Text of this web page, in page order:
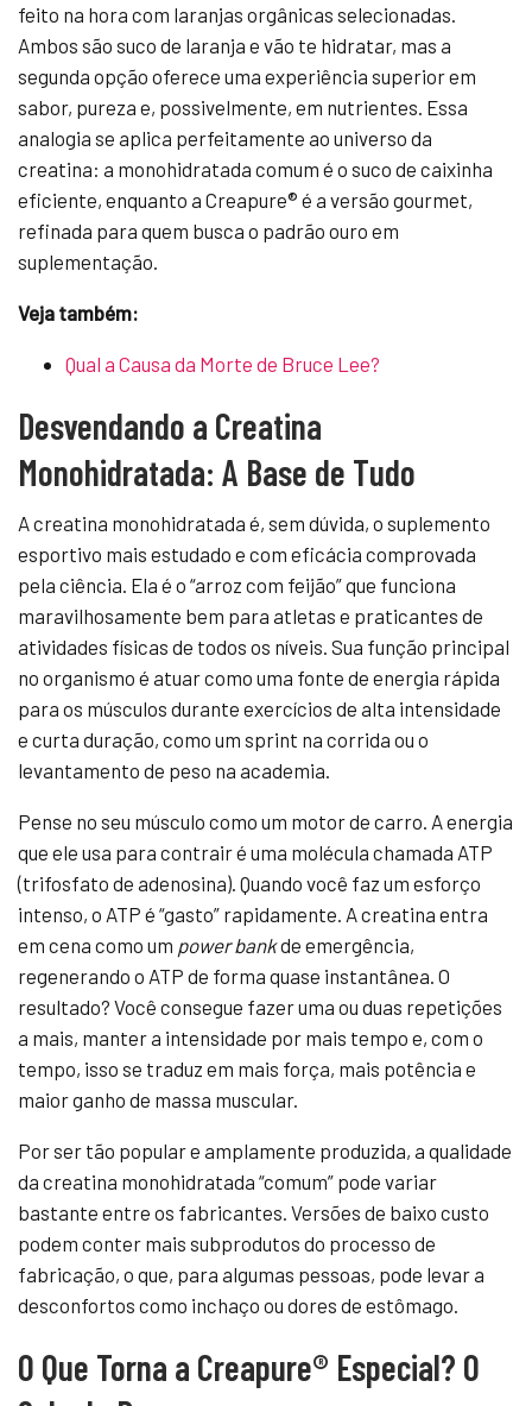
feito na hora com laranjas orgânicas selecionadas.
Ambos são suco de laranja e vão te hidratar, mas a
segunda opção oferece uma experiência superior em
sabor, pureza e, possivelmente, em nutrientes. Essa
analogia se aplica perfeitamente ao universo da
creatina: a monohidratada comum é o suco de caixinha
eficiente, enquanto a Creapure® é a versão gourmet,
refinada para quem busca o padrão ouro em
suplementação.
Veja também:
Qual a Causa da Morte de Bruce Lee?
Desvendando a Creatina
Monohidratada: A Base de Tudo
A creatina monohidratada é, sem dúvida, o suplemento
esportivo mais estudado e com eficácia comprovada
pela ciência. Ela é o “arroz com feijão” que funciona
maravilhosamente bem para atletas e praticantes de
atividades físicas de todos os níveis. Sua função principal
no organismo é atuar como uma fonte de energia rápida
para os músculos durante exercícios de alta intensidade
e curta duração, como um sprint na corrida ou o
levantamento de peso na academia.
Pense no seu músculo como um motor de carro. A energia
que ele usa para contrair é uma molécula chamada ATP
(trifosfato de adenosina). Quando você faz um esforço
intenso, o ATP é “gasto” rapidamente. A creatina entra
em cena como um power bankde emergência,
regenerando o ATP de forma quase instantânea. O
resultado? Você consegue fazer uma ou duas repetições
a mais, manter a intensidade por mais tempo e, com o
tempo, isso se traduz em mais força, mais potência e
maior ganho de massa muscular.
Por ser tão popular e amplamente produzida, a qualidade
da creatina monohidratada “comum” pode variar
bastante entre os fabricantes. Versões de baixo custo
podem conter mais subprodutos do processo de
fabricação, o que, para algumas pessoas, pode levar a
desconfortos como inchaço ou dores de estômago.
O Que Torna a Creapure® Especial? O